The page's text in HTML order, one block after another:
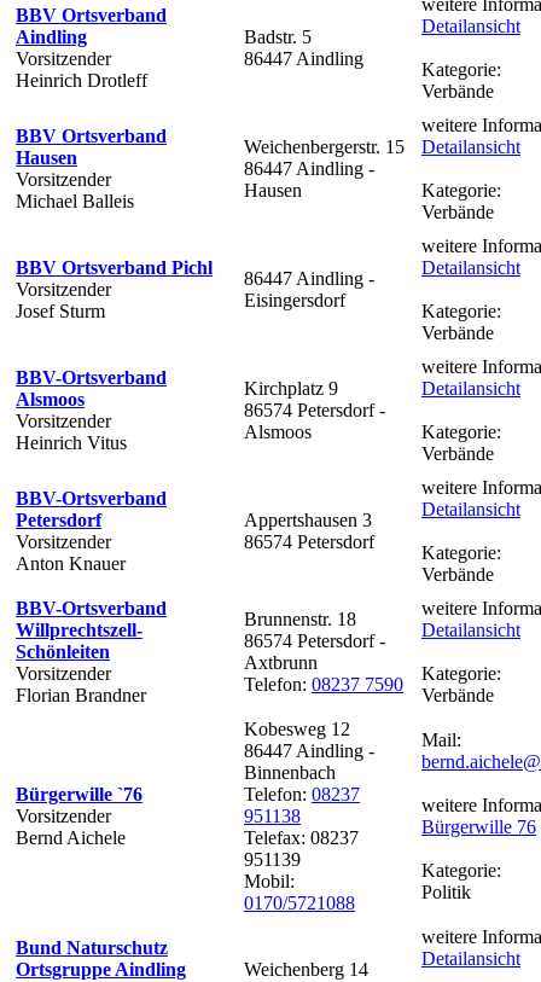
BBV Ortsverband
Aindling
Vorsitzender
Heinrich Drotleff
Badstr. 5
86447 Aindling
weitere
Detailansicht
Kategorie:
Verbände
BBV Ortsverband
Hausen
Vorsitzender
Michael Balleis
Weichenbergerstr. 15
86447 Aindling -
Hausen
weitere
Detailansicht
Kategorie:
Verbände
BBV Ortsverband Pichl
Vorsitzender
Josef Sturm
86447 Aindling -
Eisingersdorf
weitere
Detailansicht
Kategorie:
Verbände
BBV-Ortsverband
Alsmoos
Vorsitzender
Heinrich Vitus
Kirchplatz 9
86574 Petersdorf -
Alsmoos
weitere
Detailansicht
Kategorie:
Verbände
BBV-Ortsverband
Petersdorf
Vorsitzender
Anton Knauer
Appertshausen 3
86574 Petersdorf
weitere
Detailansicht
Kategorie:
Verbände
BBV-Ortsverband
Willprechtszell-
Schönleiten
Vorsitzender
Florian Brandner
Brunnenstr. 18
86574 Petersdorf -
Axtbrunn
Telefon: 08237 7590
weitere
Detailansicht
Kategorie:
Verbände
Bürgerwille `76
Vorsitzender
Bernd Aichele
Kobesweg 12
86447 Aindling -
Binnenbach
Telefon: 08237
951138
Telefax: 08237
951139
Mobil:
0170/5721088
Mail:
weitere
Bürgerwille 76
Kategorie:
Politik
Bund Naturschutz
Ortsgruppe Aindling
Weichenberg 14
weitere
Detailansicht